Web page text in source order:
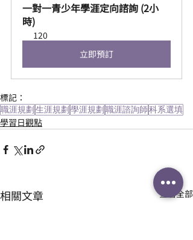
一對一青少年學涯定向諮詢 (2小
時)
120
立即預訂
標記：
職涯規劃 生涯規劃 學涯規劃 職涯諮詢師 科系選填
學習日觀點
相關文章 查看全部